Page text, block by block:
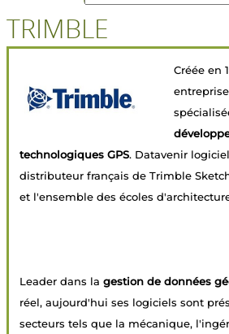
TRIMBLE
Créée en
technologiques GPS. Datavenir
distributeur français de Trimble
et l'ensemble des écoles
Leader dans la gestion de données
réel, aujourd'hui ses logiciels sont
secteurs tels que la mécanique,